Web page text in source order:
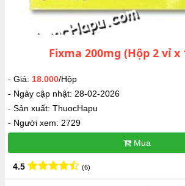
Fixma 200mg (Hộp 2 vỉ x
- Giá: 18.000/Hộp
- Ngày cập nhật: 28-02-2026
- Sản xuất: ThuocHapu
- Người xem: 2729
Mua
4.5 (6)